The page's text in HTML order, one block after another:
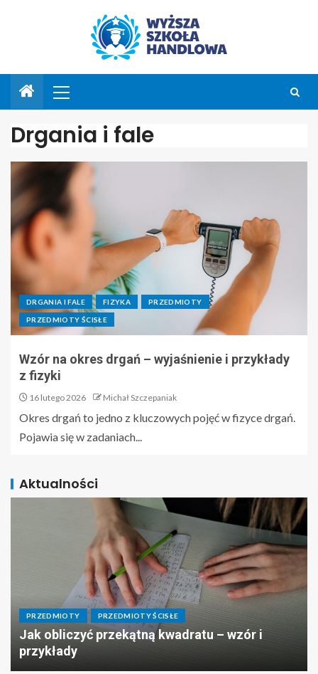
Drgania i fale
DRGANIA I FALE FIZYKA PRZEDMIOTY
PRZEDMIOTY ŚCISŁE
Wzór na okres drgań – wyjaśnienie i przykłady
z fizyki
16 lutego 2026 Michał Szczepaniak
Okres drgań to jedno z kluczowych pojęć w fizyce drgań.
Pojawia się w zadaniach...
Aktualności
PRZEDMIOTY PRZEDMIOTY ŚCISŁE
Jak obliczyć przekątną kwadratu – wzór i
przykłady